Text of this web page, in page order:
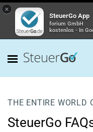
×
SteuerGo App
forium GmbH
kostenlos - In
THE ENTIRE WORLD
SteuerGo